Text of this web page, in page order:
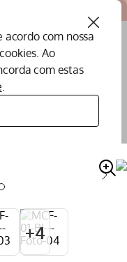
com nossa
Ao
com estas
.
para cozinha
+4